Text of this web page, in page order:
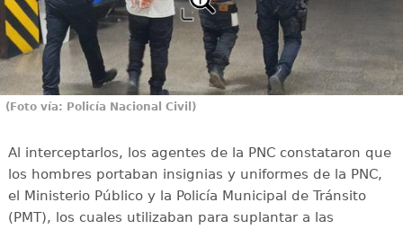
(Foto vía: Policía Nacional Civil)
Al interceptarlos, los agentes de la PNC constataron que
los hombres portaban insignias y uniformes de la PNC,
el Ministerio Público y la Policía Municipal de Tránsito
(PMT), los cuales utilizaban para suplantar a las